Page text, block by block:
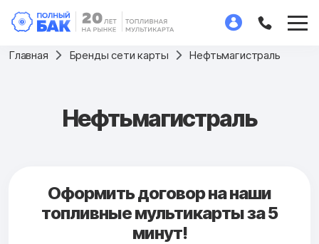
Главная Бренды сети карты Нефтьмагистраль
Нефтьмагистраль
Оформить договор на наши
топливные мультикарты за 5
минут!